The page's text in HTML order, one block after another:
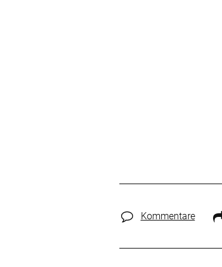
Kommentare